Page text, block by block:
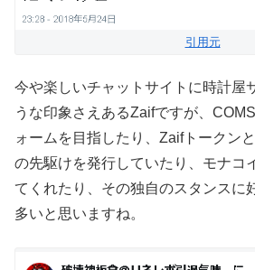
引用元
今や楽しいチャットサイトに時計屋
うな印象さえあるZaifですが、
ォームを目指したり、Zaifトークン
の先駆けを発行していたり、モナコ
てくれたり、その独自のスタンスに
多いと思いますね。